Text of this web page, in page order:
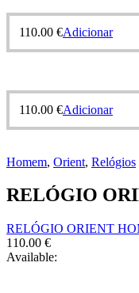
110.00 €Adicionar
110.00 €Adicionar
Homem, Orient, Relógios
RELÓGIO
RELÓGIO ORIENT
110.00 €
Available: